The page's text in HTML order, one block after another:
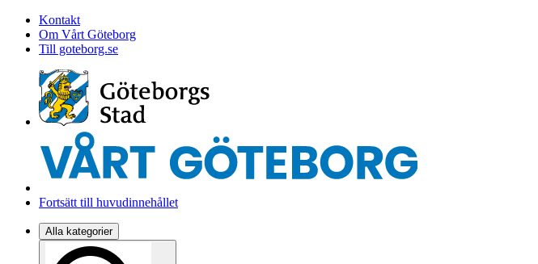
Kontakt
Om Vårt Göteborg
Till goteborg.se
Fortsätt till huvudinnehållet
Alla kategorier